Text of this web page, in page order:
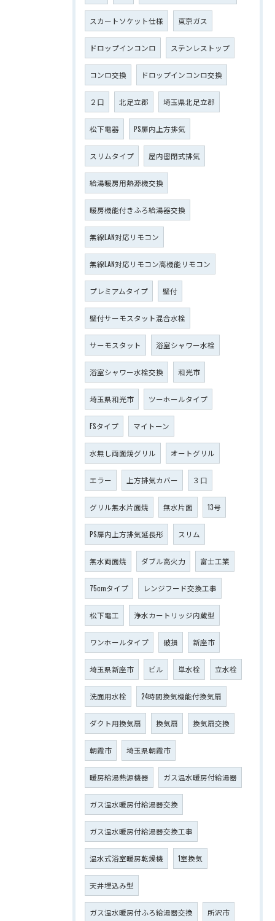
スカートソケット仕様 東京ガス
ドロップインコンロ ステンレストップ
コンロ交換 ドロップインコンロ交換
２口 北足立郡 埼玉県北足立郡
松下電器 PS扉内上方排気
スリムタイプ 屋内密閉式排気
給湯暖房用熱源機交換
暖房機能付きふろ給湯器交換
無線LAN対応リモコン
無線LAN対応リモコン高機能リモコン
プレミアムタイプ 壁付
壁付サーモスタット混合水栓
サーモスタット 浴室シャワー水栓
浴室シャワー水栓交換 和光市
埼玉県和光市 ツーホールタイプ
FSタイプ マイトーン
水無し両面焼グリル オートグリル
エラー 上方排気カバー ３口
グリル無水片面焼 無水片面 13号
PS扉内上方排気延長形 スリム
無水両面焼 ダブル高火力 富士工業
75cmタイプ レンジフード交換工事
松下電工 浄水カートリッジ内蔵型
ワンホールタイプ 破損 新座市
埼玉県新座市 ビル 単水栓 立水栓
洗面用水栓 24時間換気機能付換気扇
ダクト用換気扇 換気扇 換気扇交換
朝霞市 埼玉県朝霞市
暖房給湯熱源機器 ガス温水暖房付給湯器
ガス温水暖房付給湯器交換
ガス温水暖房付給湯器交換工事
温水式浴室暖房乾燥機 1室換気
天井埋込み型
ガス温水暖房付ふろ給湯器交換 所沢市